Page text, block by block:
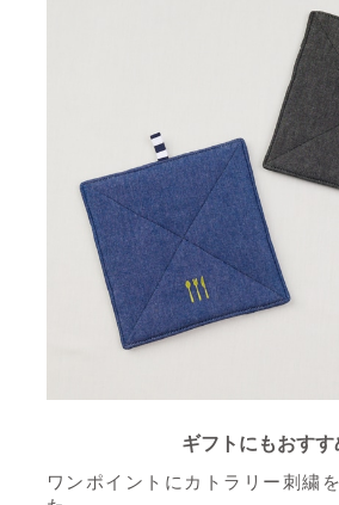
ギフトにもおすす
ワンポイントにカトラリー刺繍